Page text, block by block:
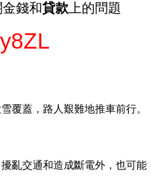
錢和貸款 上的問題
覆蓋，路人艱難地推車前行。
亂交通和造成斷電外，也可能